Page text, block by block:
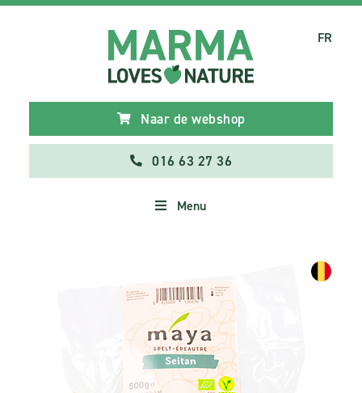
Naar de webshop
016 63 27 36
Menu
FR